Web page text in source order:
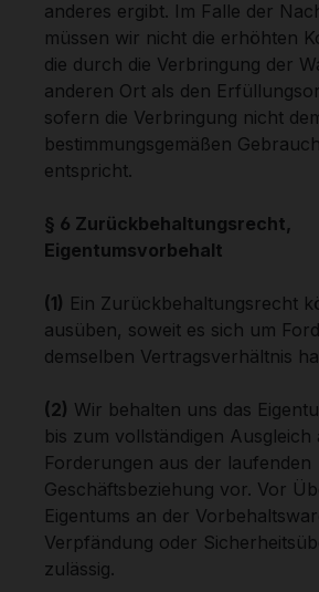
anderes ergibt. Im Falle der
müssen wir nicht die erhöhten
die durch die Verbringung der
anderen Ort als den
sofern die Verbringung nicht
bestimmungsgemäßen
entspricht.
§ 6 Zurückbehaltungsrecht,
Eigentumsvorbehalt
(1) Ein Zurückbehaltungsrecht
ausüben, soweit es sich um
demselben Vertragsverhältnis
(2) Wir behalten uns das
bis zum vollständigen Ausgleich
Forderungen aus der laufenden
Geschäftsbeziehung vor. Vor
Eigentums an der
Verpfändung oder
zulässig.